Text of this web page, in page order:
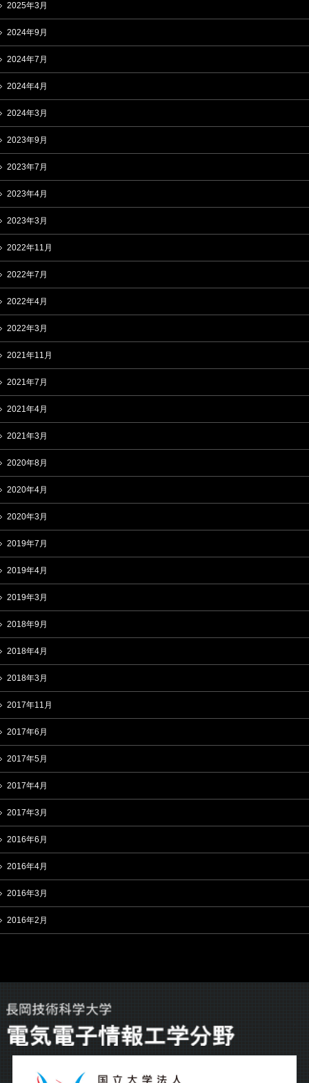
2025年3月
2024年9月
2024年7月
2024年4月
2024年3月
2023年9月
2023年7月
2023年4月
2023年3月
2022年11月
2022年7月
2022年4月
2022年3月
2021年11月
2021年7月
2021年4月
2021年3月
2020年8月
2020年4月
2020年3月
2019年7月
2019年4月
2019年3月
2018年9月
2018年4月
2018年3月
2017年11月
2017年6月
2017年5月
2017年4月
2017年3月
2016年6月
2016年4月
2016年3月
2016年2月